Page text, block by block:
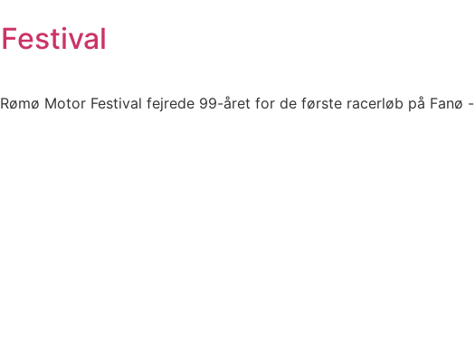
Motor Festival fejrede 99-året for de første racerløb på Fanø -